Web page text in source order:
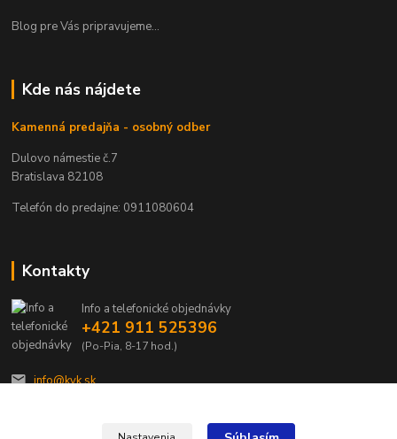
Blog pre Vás pripravujeme...
Kde nás nájdete
Kamenná predajňa - osobný odber
Dulovo námestie č.7
Bratislava 82108
Telefón do predajne: 0911080604
Kontakty
Info a telefonické objednávky
+421 911 525396
(Po-Pia, 8-17 hod.)
info@kvk.sk